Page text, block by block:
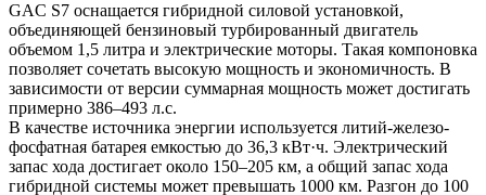
GAC S7 оснащается гибридной силовой установкой,
объединяющей бензиновый турбированный двигатель
объемом 1,5 литра и электрические моторы. Такая компоновка
позволяет сочетать высокую мощность и экономичность. В
зависимости от версии суммарная мощность может достигать
примерно 386–493 л.с.
В качестве источника энергии используется литий-железо-
фосфатная батарея емкостью до 36,3 кВт·ч. Электрический
запас хода достигает около 150–205 км, а общий запас хода
гибридной системы может превышать 1000 км. Разгон до 100